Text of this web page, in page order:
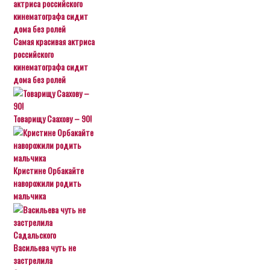
Самая красивая актриса
российского
кинематографа сидит
дома без ролей
Товарищу Саахову – 90!
Кристине Орбакайте
наворожили родить
мальчика
Васильева чуть не
застрелила